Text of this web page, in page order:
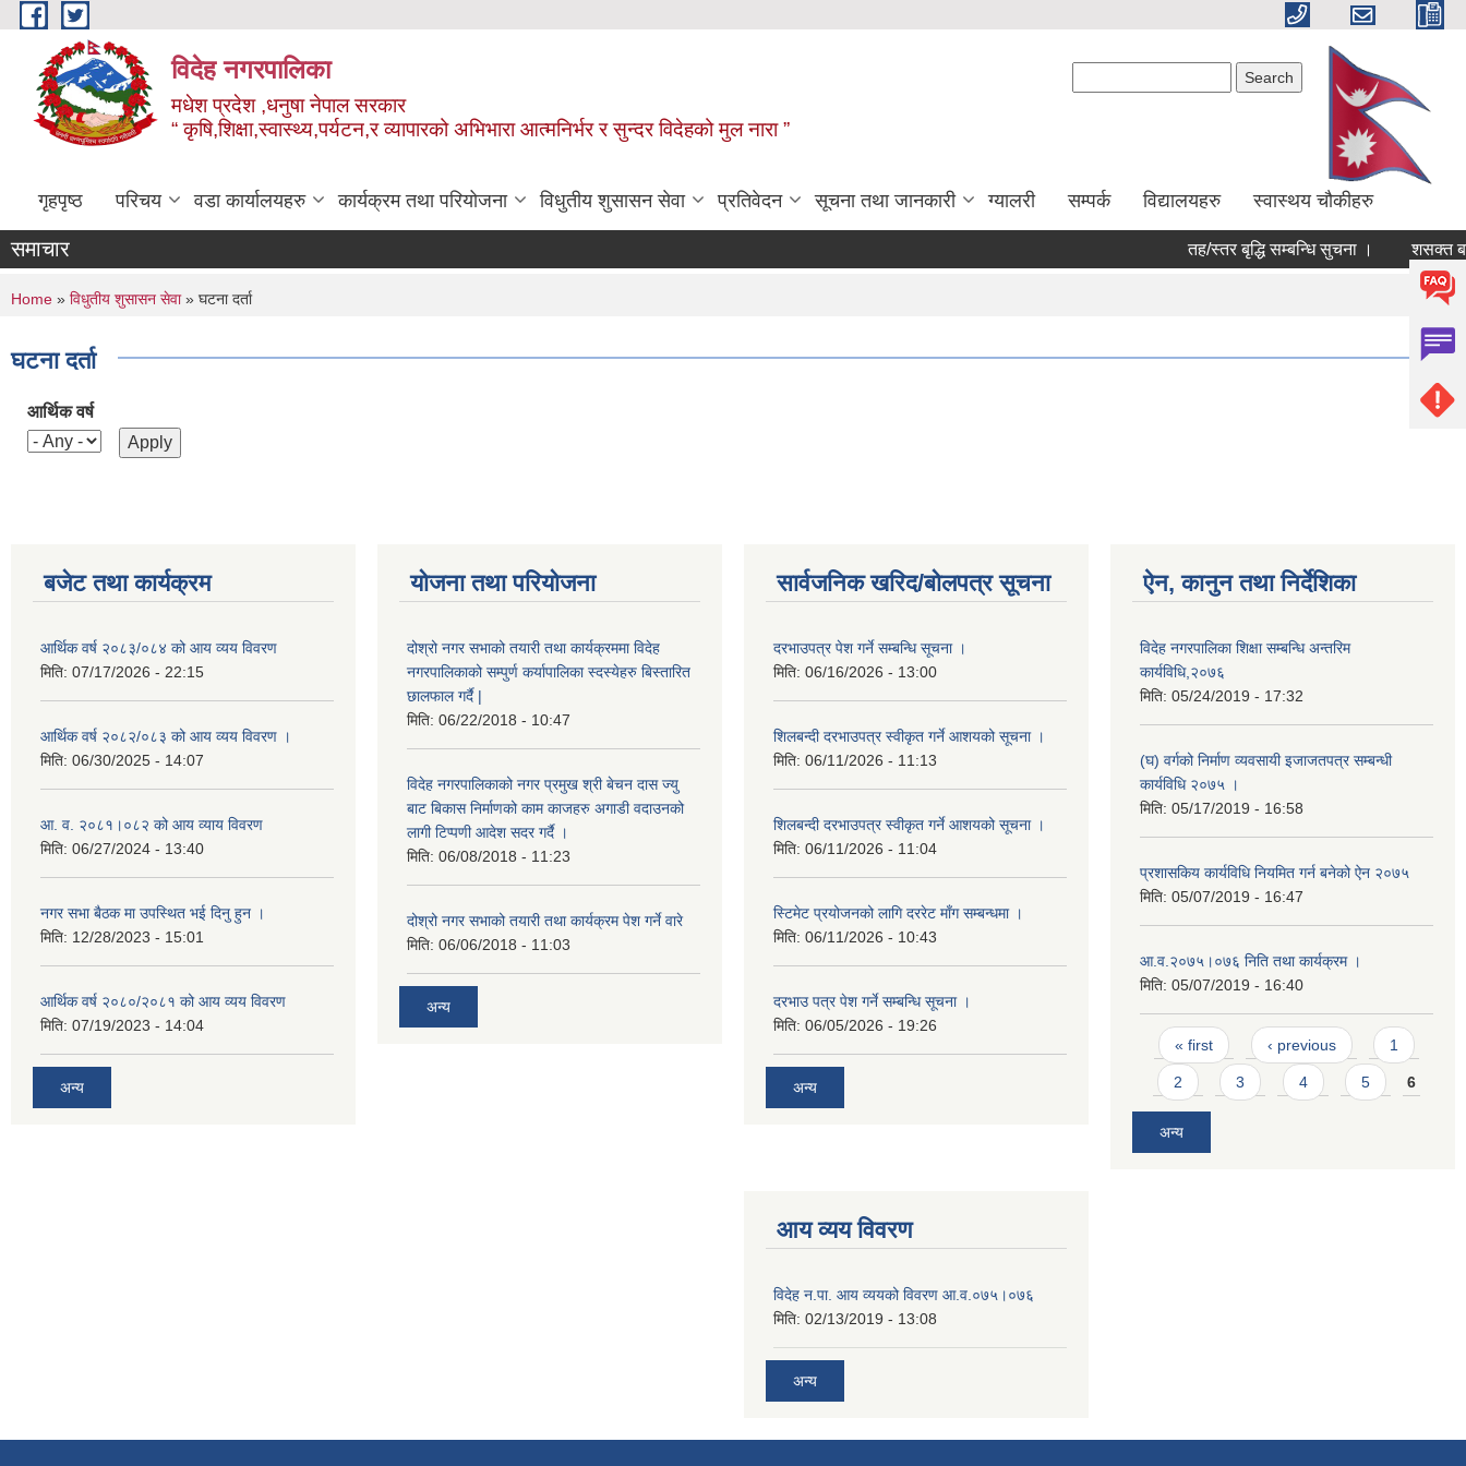
Skip to main content
विदेह नगरपालिका
मधेश प्रदेश ,धनुषा नेपाल सरकार
“ कृषि,शिक्षा,स्वास्थ्य,पर्यटन,र व्यापारको अभिभारा आत्मनिर्भर र सुन्दर विदेहको मुल नारा ”
गृहपृष्ठ परिचय वडा कार्यालयहरु कार्यक्रम तथा परियोजना विधुतीय शुसासन सेवा प्रतिवेदन सूचना तथा जानकारी ग्यालरी सम्पर्क विद्यालयहरु स्वास्थय चौकीहरु
समाचार तह/स्तर बृद्धि सम्बन्धि सुचना । शसक्त
You are here
Home » विधुतीय शुसासन सेवा» घटना दर्ता
घटना दर्ता
आर्थिक वर्ष
बजेट तथा कार्यक्रम
आर्थिक वर्ष २०८३/०८४ को आय व्यय विवरण
मिति: 07/17/2026 - 22:15
आर्थिक वर्ष २०८२/०८३ को आय व्यय विवरण ।
मिति: 06/30/2025 - 14:07
आ. व. २०८१।०८२ को आय व्याय विवरण
मिति: 06/27/2024 - 13:40
नगर सभा बैठक मा उपस्थित भई दिनु हुन ।
मिति: 12/28/2023 - 15:01
आर्थिक वर्ष २०८०/२०८१ को आय व्यय विवरण
मिति: 07/19/2023 - 14:04
अन्य
योजना तथा परियोजना
दोश्रो नगर सभाको तयारी तथा कार्यक्रममा विदेह
नगरपालिकाको सम्पुर्ण कर्यापालिका स्दस्येहरु बिस्तारित
छालफाल गर्दै |
मिति: 06/22/2018 - 10:47
विदेह नगरपालिकाको नगर प्रमुख श्री बेचन दास ज्यु
बाट बिकास निर्माणको काम काजहरु अगाडी वदाउनको
लागी टिप्पणी आदेश सदर गर्दै ।
मिति: 06/08/2018 - 11:23
दोश्रो नगर सभाको तयारी तथा कार्यक्रम पेश गर्ने वारे
मिति: 06/06/2018 - 11:03
अन्य
सार्वजनिक खरिद/बोलपत्र सूचना
दरभाउपत्र पेश गर्ने सम्बन्धि सूचना ।
मिति: 06/16/2026 - 13:00
शिलबन्दी दरभाउपत्र स्वीकृत गर्ने आशयको सूचना ।
मिति: 06/11/2026 - 11:13
शिलबन्दी दरभाउपत्र स्वीकृत गर्ने आशयको सूचना ।
मिति: 06/11/2026 - 11:04
स्टिमेट प्रयोजनको लागि दररेट माँग सम्बन्धमा ।
मिति: 06/11/2026 - 10:43
दरभाउ पत्र पेश गर्ने सम्बन्धि सूचना ।
मिति: 06/05/2026 - 19:26
अन्य
ऐन, कानुन तथा निर्देशिका
विदेह नगरपालिका शिक्षा सम्बन्धि अन्तरिम
कार्यविधि,२०७६
मिति: 05/24/2019 - 17:32
(घ) वर्गको निर्माण व्यवसायी इजाजतपत्र सम्बन्धी
कार्यविधि २०७५ ।
मिति: 05/17/2019 - 16:58
प्रशासकिय कार्यविधि नियमित गर्न बनेको ऐन २०७५
मिति: 05/07/2019 - 16:47
आ.व.२०७५।०७६ निति तथा कार्यक्रम ।
मिति: 05/07/2019 - 16:40
Pages
« first ‹ previous 1
2 3 4 5 6
अन्य
आय व्यय विवरण
विदेह न.पा. आय व्ययको विवरण आ.व.०७५।०७६
मिति: 02/13/2019 - 13:08
अन्य